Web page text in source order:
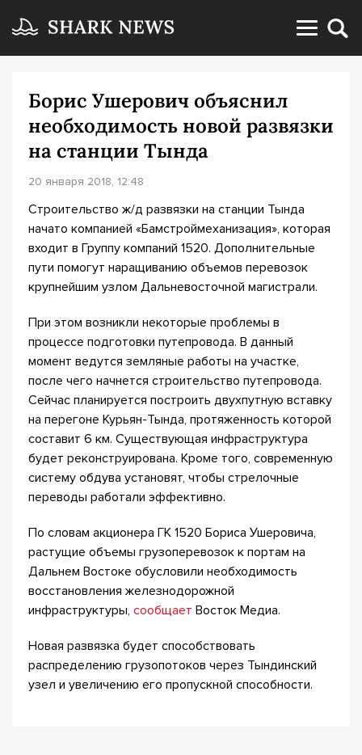
Борис Ушерович объяснил
необходимость новой развязки
на станции Тында
20 января 2018, 12:48
Строительство ж/д развязки на станции Тында
начато компанией «Бамстроймеханизация», которая
входит в Группу компаний 1520. Дополнительные
пути помогут наращиванию объемов перевозок
крупнейшим узлом Дальневосточной магистрали.
При этом возникли некоторые проблемы в
процессе подготовки путепровода. В данный
момент ведутся земляные работы на участке,
после чего начнется строительство путепровода.
Сейчас планируется построить двухпутную вставку
на перегоне Курьян-Тында, протяженность которой
составит 6 км. Существующая инфраструктура
будет реконструирована. Кроме того, современную
систему обдува установят, чтобы стрелочные
переводы работали эффективно.
По словам акционера ГК 1520 Бориса Ушеровича,
растущие объемы грузоперевозок к портам на
Дальнем Востоке обусловили необходимость
восстановления железнодорожной
инфраструктуры, сообщает Восток Медиа.
Новая развязка будет способствовать
распределению грузопотоков через Тындинский
узел и увеличению его пропускной способности.